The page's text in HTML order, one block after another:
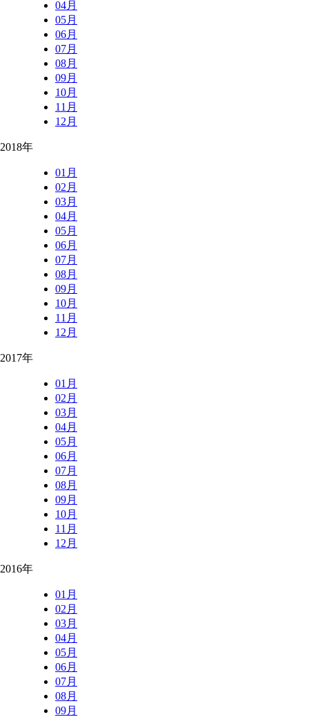
04月
05月
06月
07月
08月
09月
10月
11月
12月
2018年
01月
02月
03月
04月
05月
06月
07月
08月
09月
10月
11月
12月
2017年
01月
02月
03月
04月
05月
06月
07月
08月
09月
10月
11月
12月
2016年
01月
02月
03月
04月
05月
06月
07月
08月
09月